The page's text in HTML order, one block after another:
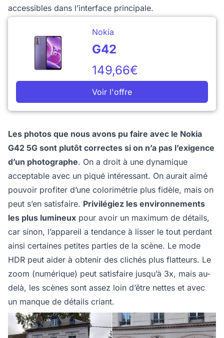
accessibles dans l’interface principale.
Nokia
G42
149,66€
Voir l'offre
Les photos que nous avons pu faire avec le Nokia
G42 5G sont plutôt correctes si on n’a pas l’exigence
d’un photographe. On a droit à une dynamique
acceptable avec un piqué intéressant. On aurait aimé
pouvoir profiter d’une colorimétrie plus fidèle, mais on
peut s’en satisfaire. Privilégiez les environnements
les plus lumineux pour avoir un maximum de détails,
car sinon, l’appareil a tendance à lisser le tout perdant
ainsi certaines petites parties de la scène. Le mode
HDR peut aider à obtenir des clichés plus flatteurs. Le
zoom (numérique) peut satisfaire jusqu’à 3x, mais au-
delà, les scènes sont assez loin d’être nettes et avec
un manque de détails criant.